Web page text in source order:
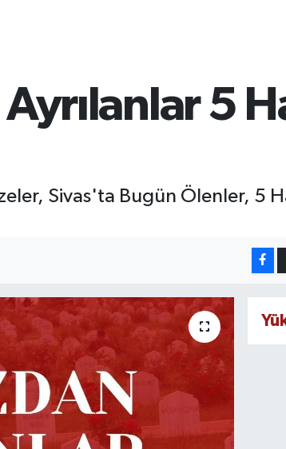
Ayrılanlar 5
Sivas'ta Bugün Ölenler, 5